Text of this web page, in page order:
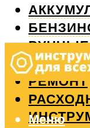
РУЧНЫЕ
РЕМОНТ
Меню